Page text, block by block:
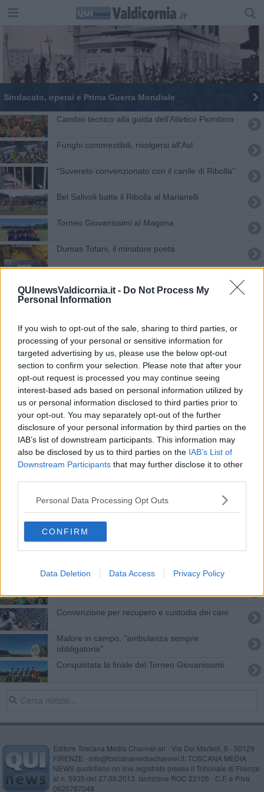
QUInewsValdicornia.it - Do Not Process My
Personal Information
If you wish to opt-out of the sale, sharing to third parties, or
processing of your personal or sensitive information for
targeted advertising by us, please use the below opt-out
section to confirm your selection. Please note that after your
opt-out request is processed you may continue seeing
interest-based ads based on personal information utilized by
us or personal information disclosed to third parties prior to
your opt-out. You may separately opt-out of the further
disclosure of your personal information by third parties on the
IAB’s list of downstream participants. This information may
also be disclosed by us to third parties on the IAB’s List of
Downstream Participants that may further disclose it to other
Personal Data Processing Opt Outs
CONFIRM
Data Deletion Data Access Privacy Policy
Sindacato, operai e Prima Guerra Mondiale
​Cambio tecnico alla guida dell’Atletico Piombino
Funghi commestibili, rivolgersi all'Asl
“Suvereto convenzionato con il canile di Ribolla”
Bel Salivoli batte il Ribolla al Marianelli
​Torneo Giovanissimi al Magona
Dumas Tofani, il minatore poeta
"Grazie a chi è intervenuto in campo"
Malore in campo, salvato da infermiera in tribuna
Riconoscimento per gli angeli del soccorso
​Un Cicciolo superbriaco e la nostra storia
Da Vignale tutti i numeri di Unicoop Tirreno
Un Cicciolo che profuma d’infanzia
Modi di dire piombinesi - II parte
"In Val di Cornia solo a Piombino c'è il canile"
Raduno dei maggerini con i Musicanti di
Il Salivoli ricambia allenatore
Convenzione per recupero e custodia dei cani
Malore in campo, "ambulanza sempre
obbligatoria"
Conquistata la finale del Torneo Giovanissimi
Editore Toscana Media Channel srl - Via Dei Martelli, 8 - 50129
FIRENZE - info@toscanamediachannel.it. TOSCANA MEDIA
NEWS quotidiano on line registrato presso il Tribunale di Firenze
al n. 5935 del 27.09.2013. Iscrizione ROC 22105 - C.F. e P.Iva
0620787048